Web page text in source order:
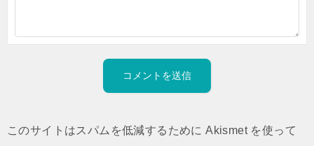
このサイトはスパムを低減するために Akismet を使って